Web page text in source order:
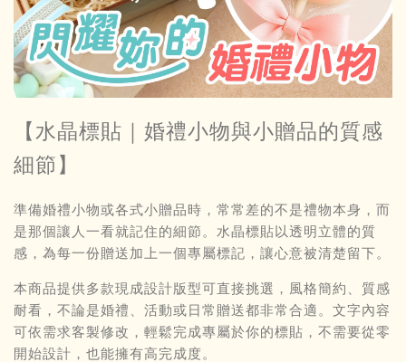
【水晶標貼｜婚禮小物與小贈品的質感
細節】
準備婚禮小物或各式小贈品時，常常差的不是禮物本身，而
是那個讓人一看就記住的細節。水晶標貼以透明立體的質
感，為每一份贈送加上一個專屬標記，讓心意被清楚留下。
本商品提供多款現成設計版型可直接挑選 ，風格簡約、質感
耐看，不論是婚禮、活動或日常贈送都非常合適。文字內容
可依需求客製修改，輕鬆完成專屬於你的標貼，不需要從零
開始設計，也能擁有高完成度。